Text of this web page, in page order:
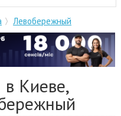
Левобережный
в Киеве,